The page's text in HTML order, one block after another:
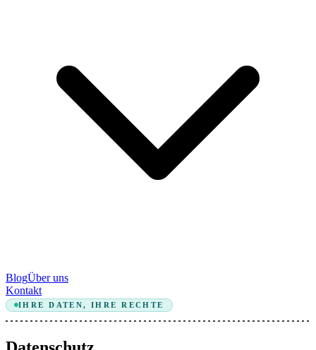
BlogÜber uns
Kontakt
IHRE DATEN, IHRE RECHTE